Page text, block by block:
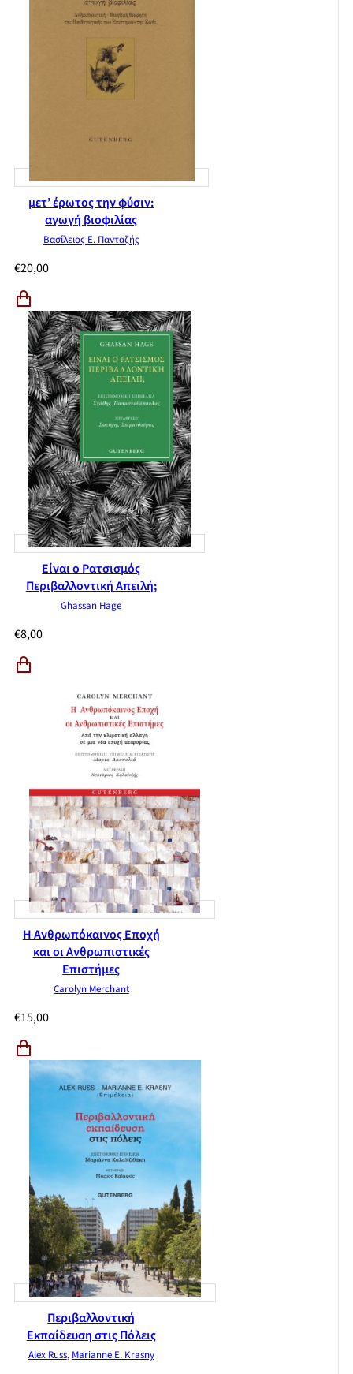
μετ’ έρωτος την φύσιν:
αγωγή βιοφιλίας
Βασίλειος Ε. Πανταζής
€20,00
Είναι ο Ρατσισμός
Περιβαλλοντική Απειλή;
Ghassan Hage
€8,00
Η Ανθρωπόκαινος Εποχή
και οι Ανθρωπιστικές
Επιστήμες
Carolyn Merchant
€15,00
Περιβαλλοντική
Εκπαίδευση στις Πόλεις
Alex Russ, Marianne E. Krasny